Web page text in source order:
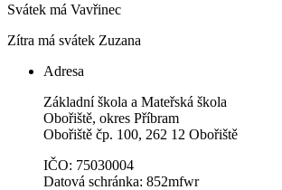
Svátek má Vavřinec
Zítra má svátek Zuzana
Adresa
Základní škola a Mateřská škola
Obořiště, okres Příbram
Obořiště čp. 100, 262 12 Obořiště
IČO: 75030004
Datová schránka: 852mfwr